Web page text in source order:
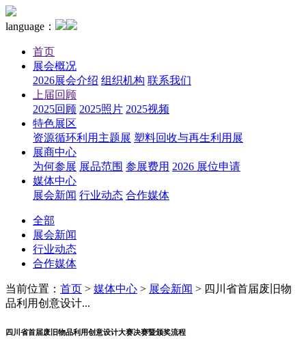
language：
首页
展会概况
2026展会介绍 组织机构 联系我们
上届回顾
2025回顾 2025照片 2025视频
特色展区
资源循环利用主题展 塑料回收与再生利用展
展商中心
为何参展 展品范围 参展费用 2026 展位申请
媒体中心
展会新闻 行业动态 合作媒体
全部
展会新闻
行业动态
合作媒体
当前位置： 首页 > 媒体中心 > 展会新闻 > 四川省首届废旧物
品利用创意设计...
四川省首届废旧物品利用创意设计大赛决赛暨颁奖流程